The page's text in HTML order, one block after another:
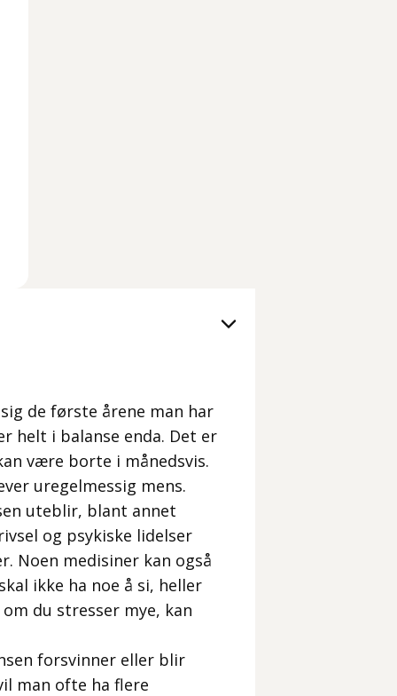
de første årene man har
helt i balanse enda. Det er
være borte i månedsvis.
uregelmessig mens.
uteblir, blant annet
og psykiske lidelser
Noen medisiner kan også
ikke ha noe å si, heller
du stresser mye, kan
forsvinner eller blir
man ofte ha flere